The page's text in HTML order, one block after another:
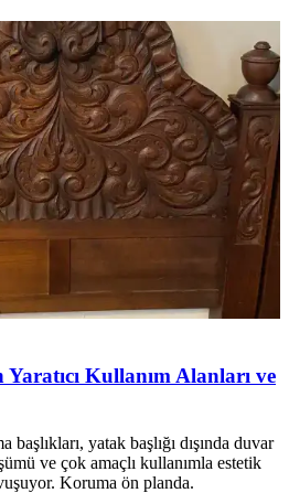
Kullanım Alanları ve
yatak başlığı dışında duvar
ve çok amaçlı kullanımla estetik
Koruma ön planda.